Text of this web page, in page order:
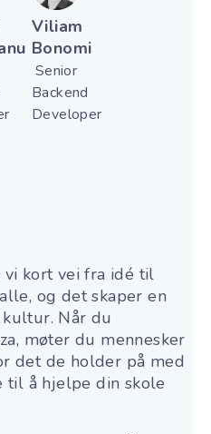
Viliam
Bonomi
Senior
Backend
Developer
vi kort vei fra idé til
og det skaper en
Når du
møter du mennesker
det de holder på med
til å hjelpe din skole